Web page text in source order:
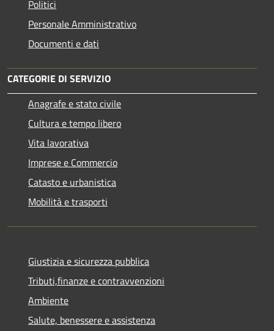
Politici
Personale Amministrativo
Documenti e dati
CATEGORIE DI SERVIZIO
Anagrafe e stato civile
Cultura e tempo libero
Vita lavorativa
Imprese e Commercio
Catasto e urbanistica
Mobilità e trasporti
Giustizia e sicurezza pubblica
Tributi,finanze e contravvenzioni
Ambiente
Salute, benessere e assistenza